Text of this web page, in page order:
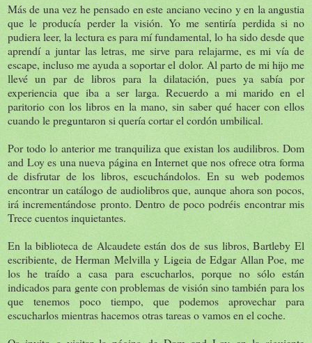
Más de una vez he pensado en este anciano vecino y en la angustia
que le producía perder la visión. Yo me sentiría perdida si no
pudiera leer, la lectura es para mí fundamental, lo ha sido desde que
aprendí a juntar las letras, me sirve para relajarme, es mi vía de
escape, incluso me ayuda a soportar el dolor. Al parto de mi hijo me
llevé un par de libros para la dilatación, pues ya sabía por
experiencia que iba a ser larga. Recuerdo a mi marido en el
paritorio con los libros en la mano, sin saber qué hacer con ellos
cuando le preguntaron si quería cortar el cordón umbilical.
Por todo lo anterior me tranquiliza que existan los audilibros. Dom
and Loy es una nueva página en Internet que nos ofrece otra forma
de disfrutar de los libros, escuchándolos. En su web podemos
encontrar un catálogo de audiolibros que, aunque ahora son pocos,
irá incrementándose pronto. Dentro de poco podréis encontrar mis
Trece cuentos inquietantes.
En la biblioteca de Alcaudete están dos de sus libros, Bartleby El
escribiente, de Herman Melvilla y Ligeia de Edgar Allan Poe, me
los he traído a casa para escucharlos, porque no sólo están
indicados para gente con problemas de visión sino también para los
que tenemos poco tiempo, que podemos aprovechar para
escucharlos mientras hacemos otras tareas o vamos en el coche.